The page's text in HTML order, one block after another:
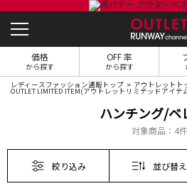
価格
から探す
OFF 率
から探す
レディースファッション通販トップ アウトレットト
OUTLET LIMITED ITEM(アウトレットリミテッドアイテ
ハンチング/ベ
対象商品： 4件
絞り込み 並び替え